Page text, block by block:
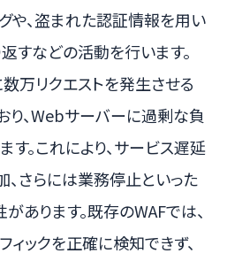
や、盗まれた認証情報を用い
すなどの活動を行います。
万リクエストを発生させる
り、Webサーバーに過剰な負
す。これにより、サービス遅延
、さらには業務停止といった
あります。既存のWAFでは、
ィックを正確に検知できず、